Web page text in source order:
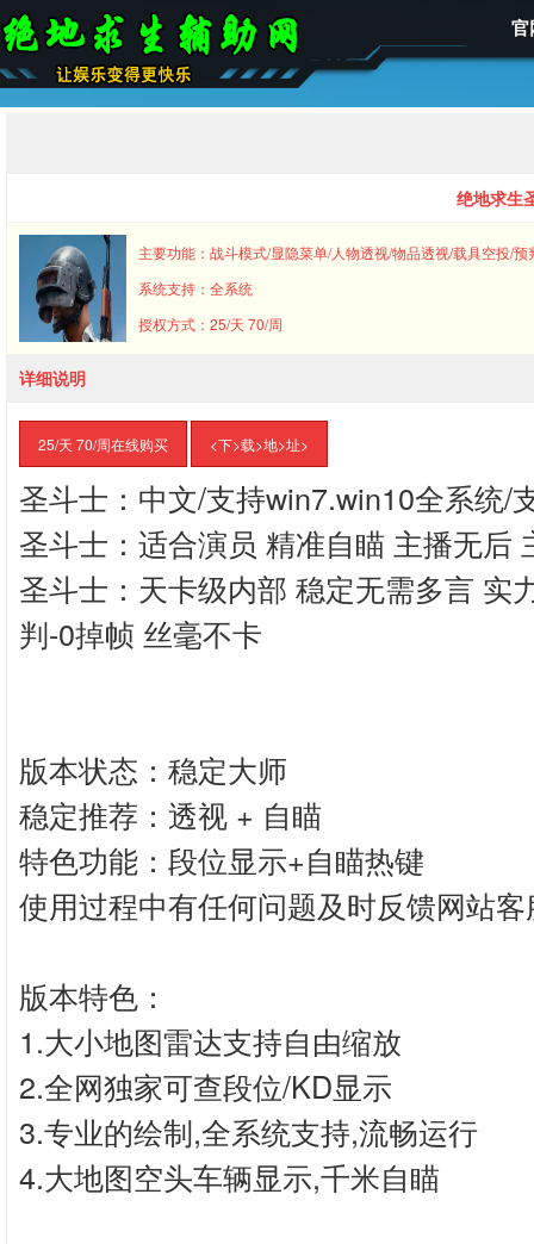
官
绝地求生
主要功能：战斗模式/显隐菜单/人物透视/物品透视/载具空投/
系统支持：全系统
授权方式：25/天 70/周
详细说明
25/天 70/周在线购买 <下>载>地>址>
圣斗士：中文/支持win7.win10全系统/
圣斗士：适合演员 精准自瞄 主播无后
圣斗士：天卡级内部 稳定无需多言 实
判-0掉帧 丝毫不卡
版本状态：稳定大师
稳定推荐：透视 + 自瞄
特色功能：段位显示+自瞄热键
使用过程中有任何问题及时反馈网站客
版本特色：
1.大小地图雷达支持自由缩放
2.全网独家可查段位/KD显示
3.专业的绘制,全系统支持,流畅运行
4.大地图空头车辆显示,千米自瞄